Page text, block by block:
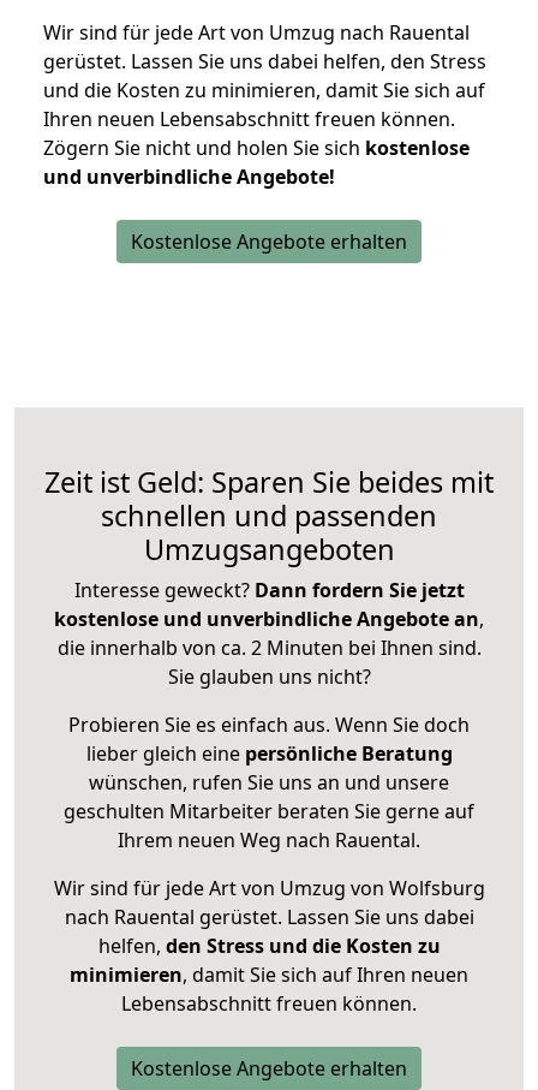
Wir sind für jede Art von Umzug nach Rauental
gerüstet. Lassen Sie uns dabei helfen, den Stress
und die Kosten zu minimieren, damit Sie sich auf
Ihren neuen Lebensabschnitt freuen können.
Zögern Sie nicht und holen Sie sich kostenlose
und unverbindliche Angebote!
Kostenlose Angebote erhalten
Zeit ist Geld: Sparen Sie beides mit
schnellen und passenden
Umzugsangeboten
Interesse geweckt? Dann fordern Sie jetzt
kostenlose und unverbindliche Angebote an,
die innerhalb von ca. 2 Minuten bei Ihnen sind.
Sie glauben uns nicht?
Probieren Sie es einfach aus. Wenn Sie doch
lieber gleich eine persönliche Beratung
wünschen, rufen Sie uns an und unsere
geschulten Mitarbeiter beraten Sie gerne auf
Ihrem neuen Weg nach Rauental.
Wir sind für jede Art von Umzug von Wolfsburg
nach Rauental gerüstet. Lassen Sie uns dabei
helfen, den Stress und die Kosten zu
minimieren, damit Sie sich auf Ihren neuen
Lebensabschnitt freuen können.
Kostenlose Angebote erhalten